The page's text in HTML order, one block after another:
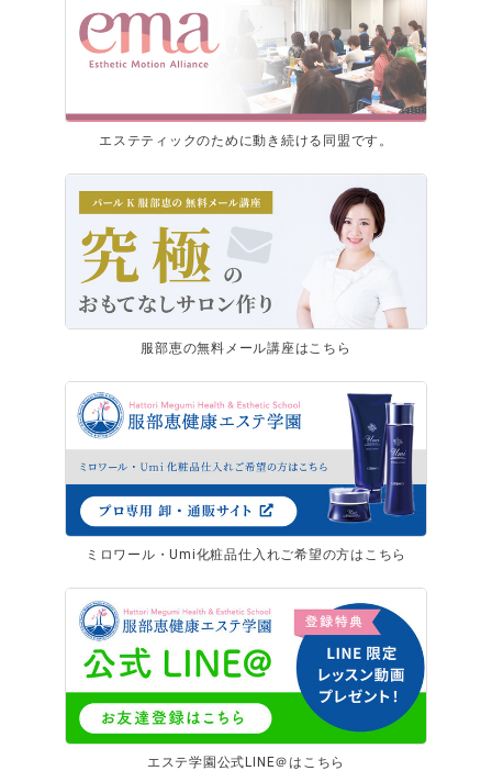
エステティックのために動き続ける同盟です。
服部恵の無料メール講座はこちら
ミロワール・Umi化粧品仕入れご希望の方はこちら
エステ学園公式LINE＠はこちら